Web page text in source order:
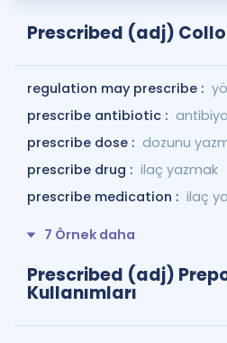
Prescribed (adj)
regulation may prescribe :
prescribe antibiotic :
prescribe dose : dozunu
prescribe drug : ilaç yazmak
prescribe medication : ilaç
7 Örnek daha
Prescribed (adj)
Kullanımları